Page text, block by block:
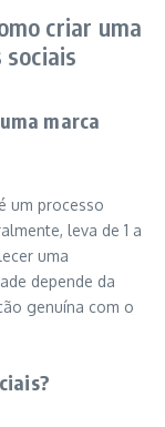
criar uma
marca
um processo
leva de 1 a
uma
depende da
genuína com o